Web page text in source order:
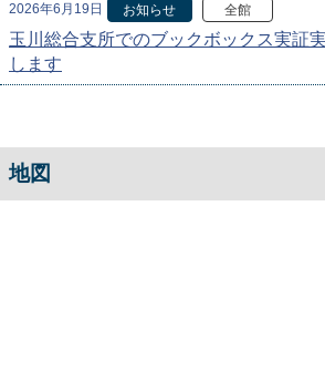
2026年6月19日 お知らせ 全館
玉川総合支所でのブックボックス実証
します
地図